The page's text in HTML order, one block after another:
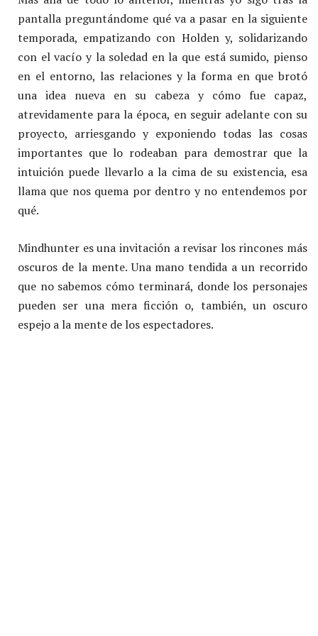
pantalla preguntándome qué va a pasar en la siguiente
temporada, empatizando con Holden y, solidarizando
con el vacío y la soledad en la que está sumido, pienso
en el entorno, las relaciones y la forma en que brotó
una idea nueva en su cabeza y cómo fue capaz,
atrevidamente para la época, en seguir adelante con su
proyecto, arriesgando y exponiendo todas las cosas
importantes que lo rodeaban para demostrar que la
intuición puede llevarlo a la cima de su existencia, esa
llama que nos quema por dentro y no entendemos por
qué.
Mindhunter es una invitación a revisar los rincones más
oscuros de la mente. Una mano tendida a un recorrido
que no sabemos cómo terminará, donde los personajes
pueden ser una mera ficción o, también, un oscuro
espejo a la mente de los espectadores.